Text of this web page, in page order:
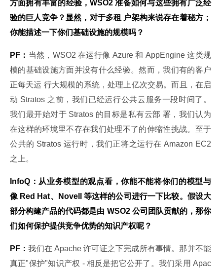
方面拥有丰富的经验，WSO2 准备如何与这些拥有广泛经
验的巨人竞争？显然，对于多租 户架构来说存在着秘方；
你能描述一下你们基础设施的规模吗？
PF： 当然，WSO2 在运行像 Azure 和 AppEngine 这类规
模的基础设施方面并没有什么经验。然而，我们有的客户
正每天运 行大规模的系统，处理上亿次交易。而且，在启
动 Stratos 之前，我们已经运行公共云服务一段时间了。
我们最开始对于 Stratos 的目标是私有云部 署，我们认为
在这样的环境里不存在我们处理不了的伸缩性挑战。至于
公共的 Stratos 运行时，我们正将之运行在 Amazon EC2
之上。
InfoQ：从业务模型的观点看，你能不能将你们的模型与
像 Red Hat、Novell 等这样的公司进行一下比较。假设大
部分构建产品的代码都是由 WSO2 公司团队贡献的，那你
们如何保护提供竞争优势的知识产权呢？
PF：我们在 Apache 许可证之下完成所有事情。那并不能
真正"保护"知识产权 - 相反是把它公开了。我们采用 Apac